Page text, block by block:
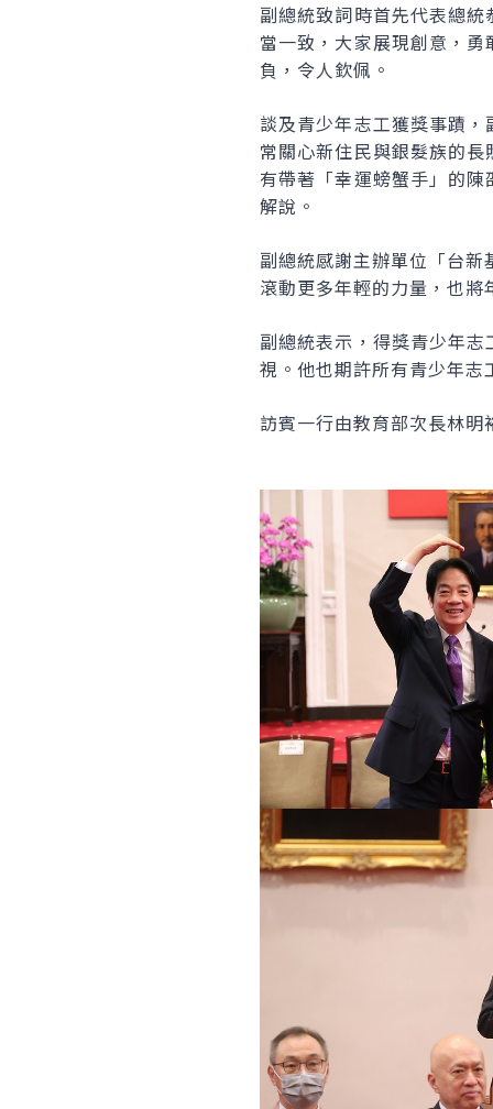
副總統致詞時首先代表總
當一致，大家展現創意，
負，令人欽佩。
談及青少年志工獲獎事蹟
常關心新住民與銀髮族的
有帶著「幸運螃蟹手」的
解說。
副總統感謝主辦單位「台
滾動更多年輕的力量，也
副總統表示，得獎青少年
視。他也期許所有青少年
訪賓一行由教育部次長林